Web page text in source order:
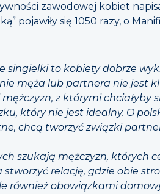
zawodowej kobiet
pojawiły się 1050 razy, o
singielki to kobiety dobrze
męża lub partnera nie jest
z którymi chciałyby
który nie jest idealny. O
chcą tworzyć związki
szukają mężczyzn, których
relację, gdzie obie
również obowiązkami